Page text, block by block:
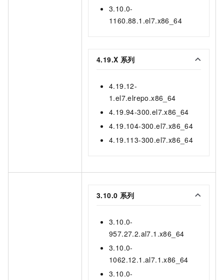
3.10.0-
1160.88.1.el7.x86_64
4.19.X 系列
4.19.12-
1.el7.elrepo.x86_64
4.19.94-300.el7.x86_64
4.19.104-300.el7.x86_64
4.19.113-300.el7.x86_64
3.10.0 系列
3.10.0-
957.27.2.al7.1.x86_64
3.10.0-
1062.12.1.al7.1.x86_64
3.10.0-